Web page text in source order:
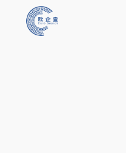
content